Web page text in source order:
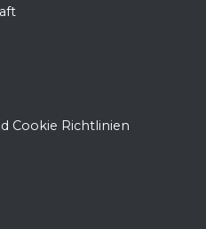
Cookie Richtlinien